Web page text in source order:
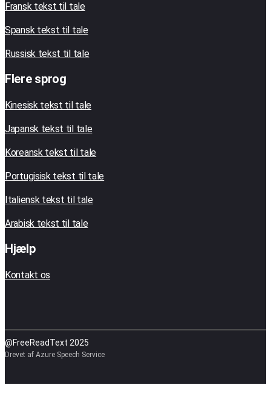
Fransk tekst til tale
Spansk tekst til tale
Russisk tekst til tale
Flere sprog
Kinesisk tekst til tale
Japansk tekst til tale
Koreansk tekst til tale
Portugisisk tekst til tale
Italiensk tekst til tale
Arabisk tekst til tale
Hjælp
Kontakt os
@FreeReadText 2025
Drevet af Azure Speech Service